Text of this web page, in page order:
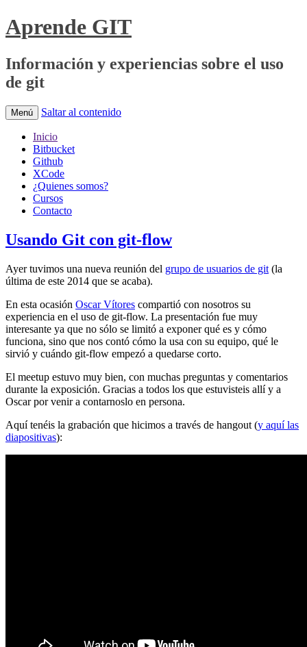
Aprende GIT
Información y experiencias sobre el uso
de git
Menú Saltar al contenido
Inicio
Bitbucket
Github
XCode
¿Quienes somos?
Cursos
Contacto
Usando Git con git-flow
Ayer tuvimos una nueva reunión del grupo de usuarios de git (la
última de este 2014 que se acaba).
En esta ocasión Oscar Vítores compartió con nosotros su
experiencia en el uso de git-flow. La presentación fue muy
interesante ya que no sólo se limitó a exponer qué es y cómo
funciona, sino que nos contó cómo la usa con su equipo, qué le
sirvió y cuándo git-flow empezó a quedarse corto.
El meetup estuvo muy bien, con muchas preguntas y comentarios
durante la exposición. Gracias a todos los que estuvisteis allí y a
Oscar por venir a contarnoslo en persona.
Aquí tenéis la grabación que hicimos a través de hangout (y aquí las
diapositivas):